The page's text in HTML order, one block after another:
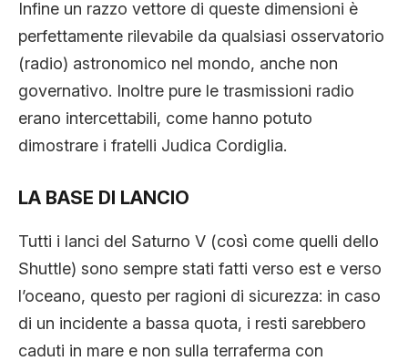
Infine un razzo vettore di queste dimensioni è
perfettamente rilevabile da qualsiasi osservatorio
(radio) astronomico nel mondo, anche non
governativo. Inoltre pure le trasmissioni radio
erano intercettabili, come hanno potuto
dimostrare i fratelli Judica Cordiglia.
LA BASE DI LANCIO
Tutti i lanci del Saturno V (così come quelli dello
Shuttle) sono sempre stati fatti verso est e verso
l’oceano, questo per ragioni di sicurezza: in caso
di un incidente a bassa quota, i resti sarebbero
caduti in mare e non sulla terraferma con